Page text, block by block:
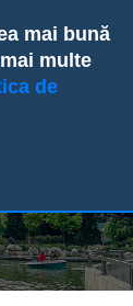
mai bună
multe
de
6